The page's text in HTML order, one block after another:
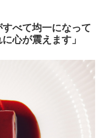
すべて均一になって
心が震えます」